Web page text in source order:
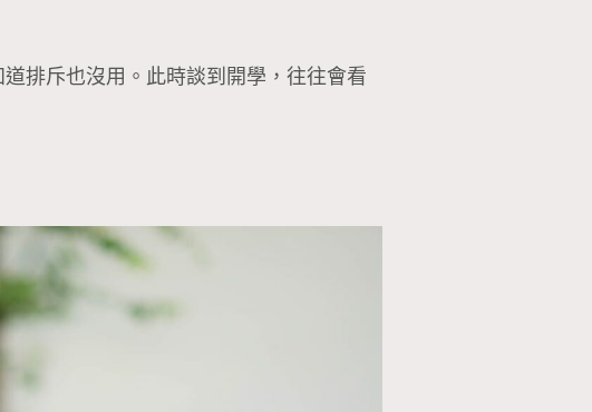
排斥也沒用。此時談到開學，往往會看